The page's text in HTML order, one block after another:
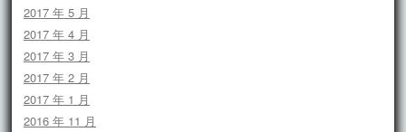
2017 年 5 月
2017 年 4 月
2017 年 3 月
2017 年 2 月
2017 年 1 月
2016 年 11 月